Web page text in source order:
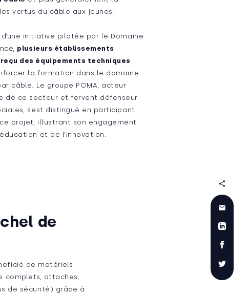
vertus du câble aux jeunes.
initiative pilotée par le Domaine
plusieurs établissements
des équipements techniques
la formation dans le domaine
câble. Le groupe POMA, acteur
de ce secteur et fervent défenseur
s’est distingué en participant
projet, illustrant son engagement
et de l’innovation.
de
de matériels
complets, attaches,
de sécurité) grâce à